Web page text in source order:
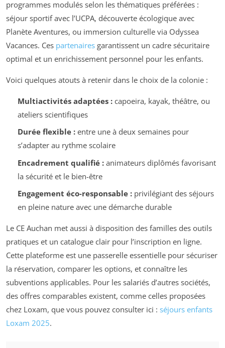
programmes modulés selon les thématiques préférées :
séjour sportif avec l’UCPA, découverte écologique avec
Planète Aventures, ou immersion culturelle via Odyssea
Vacances. Ces partenaires garantissent un cadre sécuritaire
optimal et un enrichissement personnel pour les enfants.
Voici quelques atouts à retenir dans le choix de la colonie :
Multiactivités adaptées :capoeira, kayak, théâtre, ou
ateliers scientifiques
Durée flexible :entre une à deux semaines pour
s’adapter au rythme scolaire
Encadrement qualifié :animateurs diplômés favorisant
la sécurité et le bien-être
Engagement éco-responsable :privilégiant des séjours
en pleine nature avec une démarche durable
Le CE Auchan met aussi à disposition des familles des outils
pratiques et un catalogue clair pour l’inscription en ligne.
Cette plateforme est une passerelle essentielle pour sécuriser
la réservation, comparer les options, et connaître les
subventions applicables. Pour les salariés d’autres sociétés,
des offres comparables existent, comme celles proposées
chez Loxam, que vous pouvez consulter ici : séjours enfants
Loxam 2025.